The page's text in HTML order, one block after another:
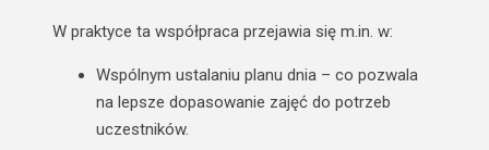
W praktyce ta współpraca przejawia się m.in. w:
Wspólnym ustalaniu planu dnia – co pozwala
na lepsze dopasowanie zajęć do potrzeb
uczestników.